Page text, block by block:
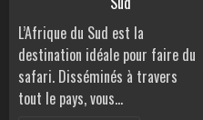
L’Afrique du Sud est la
destination idéale pour faire du
safari. Disséminés à travers
tout le pays, vous…